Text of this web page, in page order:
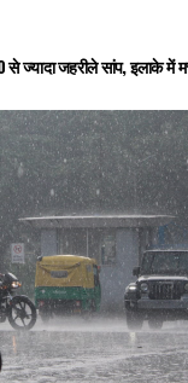
ज्यादा जहरीले सांप, इलाके में